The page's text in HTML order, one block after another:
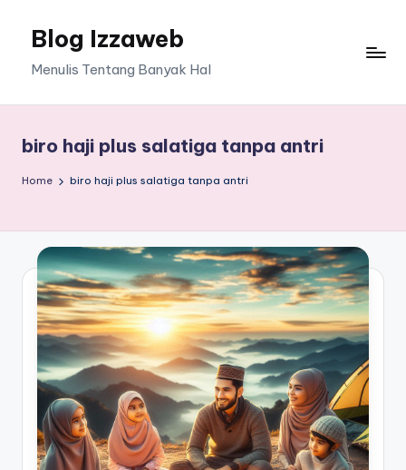
Blog Izzaweb
Menulis Tentang Banyak Hal
biro haji plus salatiga tanpa antri
Home biro haji plus salatiga tanpa antri